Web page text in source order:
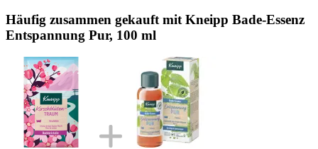
Häufig zusammen gekauft mit Kneipp Bade-Essenz
Entspannung Pur, 100 ml